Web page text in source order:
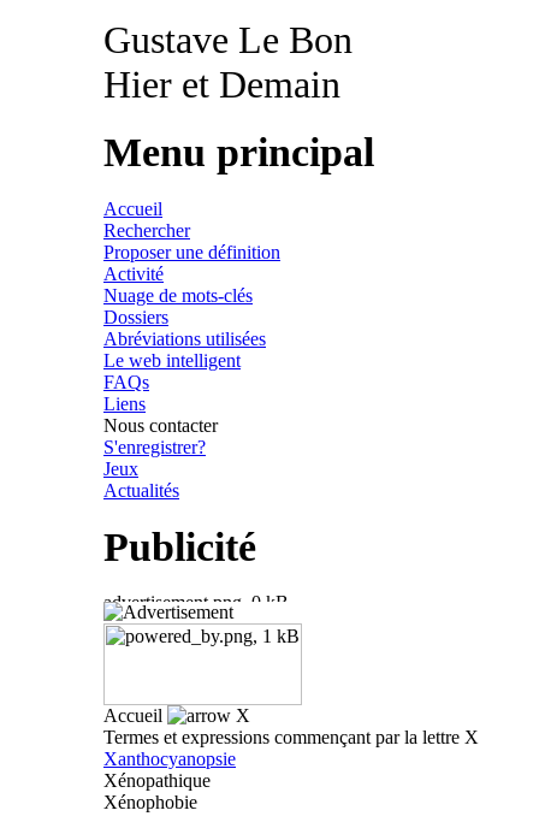
Gustave Le Bon
Hier et Demain
Menu principal
Accueil
Rechercher
Proposer une définition
Activité
Nuage de mots-clés
Dossiers
Abréviations utilisées
Le web intelligent
FAQs
Liens
Nous contacter
S'enregistrer?
Jeux
Actualités
Publicité
Accueil
X
Termes et expressions commençant par la lettre X
Xanthocyanopsie
Xénopathique
Xénophobie